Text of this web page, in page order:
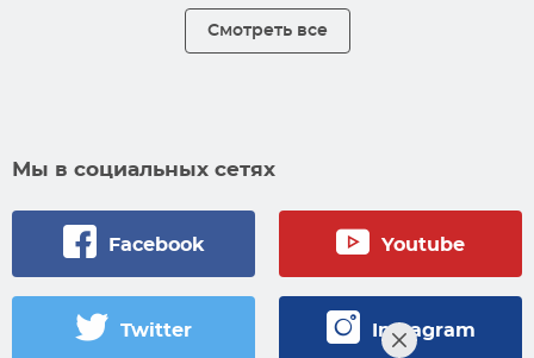
Смотреть все
Мы в социальных сетях
Facebook Youtube
Twitter Instagram